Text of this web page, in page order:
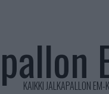
KAIKKI JALKAPALLON EM-